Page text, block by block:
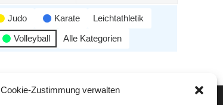
Cookie-Zustimmung verwalten
Judo Karate
Leichtathletik
Volleyball Alle Kategorien